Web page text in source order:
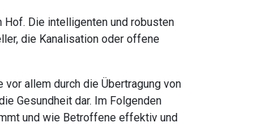
Hof. Die intelligenten und robusten
die Kanalisation oder offene
allem durch die Übertragung von
Gesundheit dar. Im Folgenden
und wie Betroffene effektiv und